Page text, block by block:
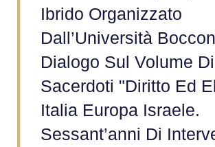
Ibrido Organizzato
Dall’Università
Dialogo Sul Volume
Sacerdoti "Diritto Ed
Italia Europa Israele.
Sessant’anni Di